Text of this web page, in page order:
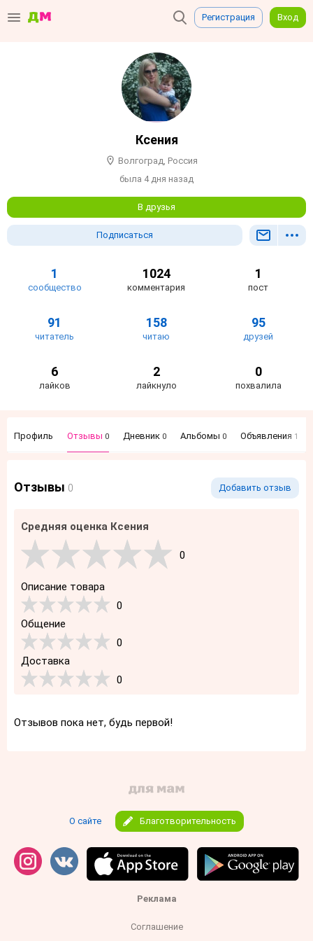
Регистрация Вход
Ксения
Волгоград, Россия
была 4 дня назад
В друзья
Подписаться
1
сообщество
1024
комментария
1
пост
91
читатель
158
читаю
95
друзей
6
лайков
2
лайкнуло
0
похвалила
Профиль Отзывы 0 Дневник 0 Альбомы 0 Объявления 1
Отзывы 0 Добавить отзыв
Средняя оценка Ксения
0
Описание товара
0
Общение
0
Доставка
0
Отзывов пока нет, будь первой!
О сайте Благотворительность
Реклама
Соглашение